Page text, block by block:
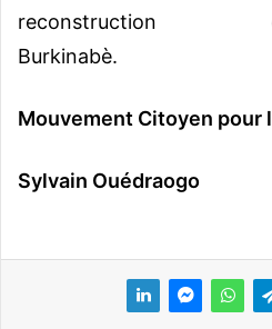
Burkinabè.
Mouvement Citoyen pour
Sylvain Ouédraogo